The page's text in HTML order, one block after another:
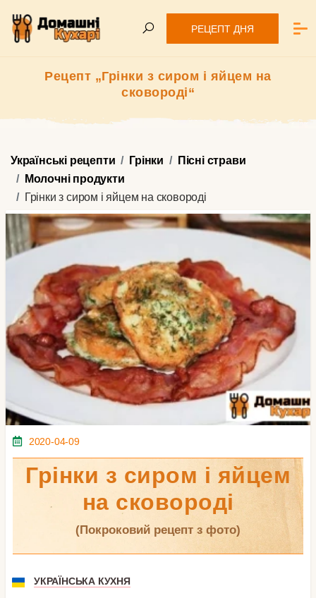
РЕЦЕПТ ДНЯ
Рецепт „Грінки з сиром і яйцем на
сковороді“
Українські рецепти Грінки
Пісні страви
Молочні продукти
Грінки з сиром і яйцем на сковороді
2020-04-09
Грінки з сиром і яйцем
на сковороді
(покроковий рецепт з фото)
УКРАЇНСЬКА КУХНЯ